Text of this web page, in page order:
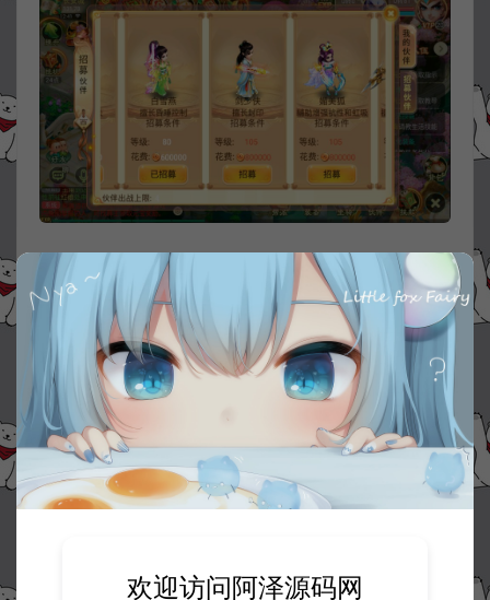
欢迎访问阿泽源码网